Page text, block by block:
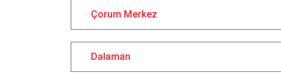
Çorum Merkez
Dalaman